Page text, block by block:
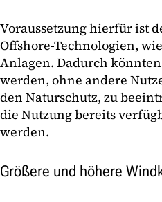
Voraussetzung hierfür ist
Offshore-Technologien,
Anlagen. Dadurch
werden, ohne andere
den Naturschutz, zu
die Nutzung bereits
werden.
Größere und höhere